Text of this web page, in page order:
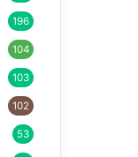
196
104
103
102
53